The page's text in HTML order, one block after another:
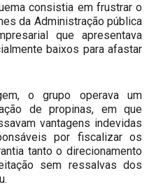
consistia em frustrar o
da Administração pública
que apresentava
baixos para afastar
o grupo operava um
de propinas, em que
vantagens indevidas
por fiscalizar os
tanto o direcionamento
sem ressalvas dos